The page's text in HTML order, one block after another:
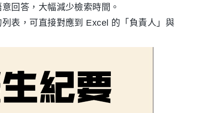
回答，大幅減少檢索時間。
表，可直接對應到 Excel 的「負責人」與